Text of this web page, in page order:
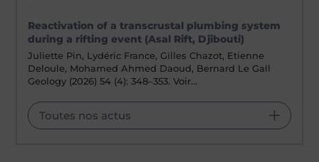
Reactivation of a transcrustal plumbing system
during a rifting event (Asal Rift, Djibouti)
Juliette Pin, Lydéric France, Gilles Chazot, Etienne
Deloule, Mohamed Ahmed Daoud, Bernard Le Gall
Geology (2026) 54 (4): 348–353. Voir…
Toutes nos actus